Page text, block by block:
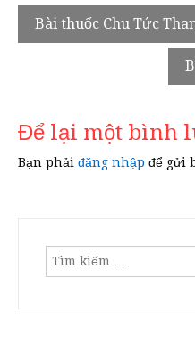
Điều
hướng
Bài thuốc Chu Tức
Để lại một bình
Bạn phải đăng nhập để gửi
Tìm